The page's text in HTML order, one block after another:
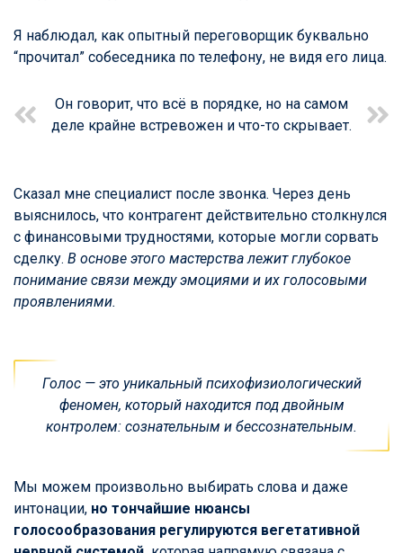
Я наблюдал, как опытный переговорщик буквально
“прочитал” собеседника по телефону, не видя его лица.
Он говорит, что всё в порядке, но на самом
деле крайне встревожен и что-то скрывает.
Сказал мне специалист после звонка. Через день
выяснилось, что контрагент действительно столкнулся
с финансовыми трудностями, которые могли сорвать
сделку. В основе этого мастерства лежит глубокое
понимание связи между эмоциями и их голосовыми
проявлениями.
Голос — это уникальный психофизиологический
феномен, который находится под двойным
контролем: сознательным и бессознательным.
Мы можем произвольно выбирать слова и даже
интонации, но тончайшие нюансы
голосообразования регулируются вегетативной